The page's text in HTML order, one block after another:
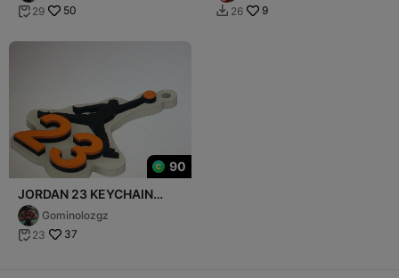
 29 50  26 9
90
JORDAN 23 KEYCHAIN
LLAVEROGominolozgz
 23 37